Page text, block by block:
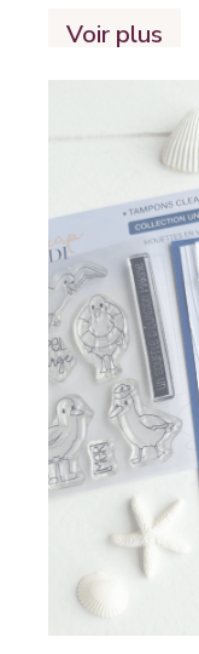
Voir plus